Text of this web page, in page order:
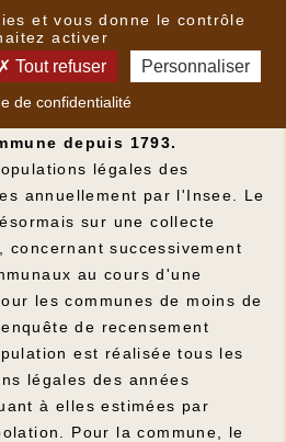
1738 à aujourd'hui
de la population
depuis 1793.
légales des
annuellement par l'Insee. Le
sur une collecte
concernant successivement
au cours d'une
les communes de moins de
de recensement
est réalisée tous les
légales des années
à elles estimées par
Pour la commune, le
et vous donne le contrôle
activer
Tout refuser Personnaliser
de confidentialité